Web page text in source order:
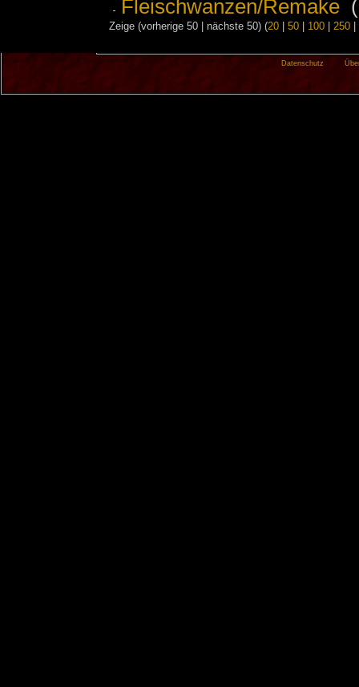
Fleischwanzen/Remake‎ (
Zeige (vorherige 50 | nächste 50) (20| 50| 100| 250|
Datenschutz